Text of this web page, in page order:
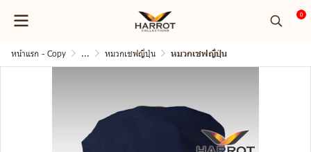
0
หน้าแรก - Copy ... หมวกเชฟญี่ปุ่น หมวกเชฟญี่ปุ่น